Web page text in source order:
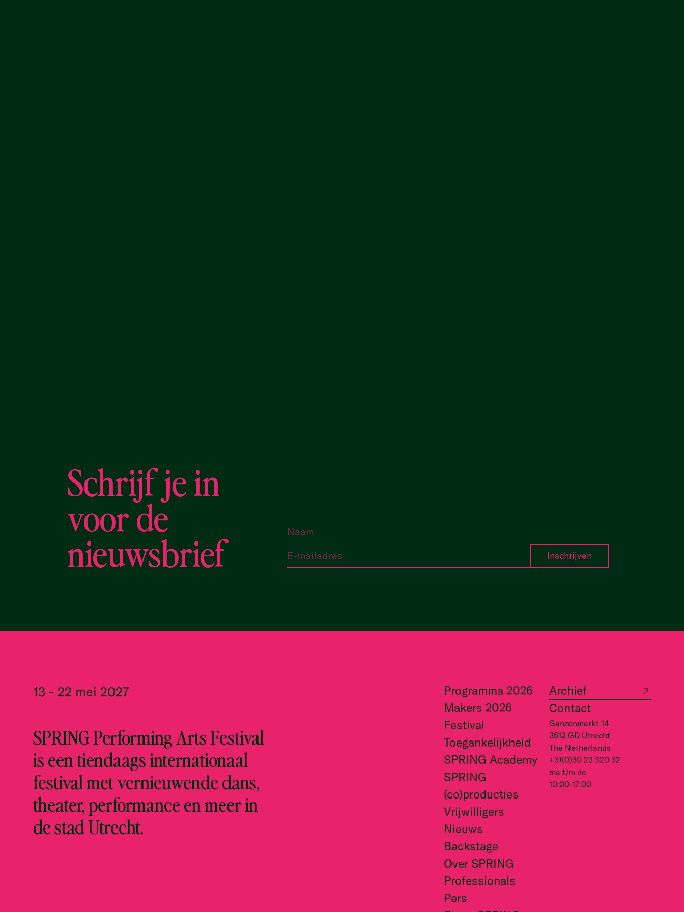
Schrijf je in
voor de
nieuwsbrief
13 - 22 mei 2027
SPRING Performing Arts Festival
is een tiendaags internationaal
festival met vernieuwende dans,
theater, performance en meer in
de stad Utrecht.
Programma 2026
Makers 2026
Festival
Toegankelijkheid
SPRING Academy
SPRING
(co)producties
Vrijwilligers
Nieuws
Backstage
Over SPRING
Professionals
Pers
Archief
Contact
Ganzenmarkt 14
3512 GD Utrecht
The Netherlands
+31(0)30 23 320 32
ma t/m do
10:00-17:00